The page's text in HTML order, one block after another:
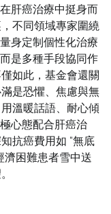
肝癌治療中挺身而
不同領域專家圍繞
身定制個性化治療
是多種手段協同作
如此，基金會還關
是恐懼、焦慮與無
溫暖話語、耐心傾
心態配合肝癌治
抗癌費用如 “無底
濟困難患者雪中送